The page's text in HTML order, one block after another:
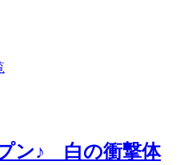
ン♪ 白の衝撃体